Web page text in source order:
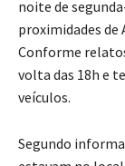
noite de
proximidades de
Conforme
volta das 18h e
veículos.
Segundo